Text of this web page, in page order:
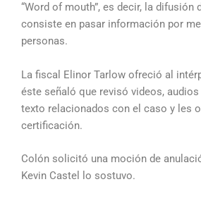
“Word of mouth”, es decir, la difusión
consiste en pasar información por
personas.
La fiscal Elinor Tarlow ofreció al
éste señaló que revisó videos,
texto relacionados con el caso y les
certificación.
Colón solicitó una moción de
Kevin Castel lo sostuvo.